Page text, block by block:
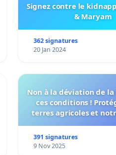
Signez contre le
& Maryam
362 signatures
20 Jan 2024
Non à la déviation de la
ces conditions !
terres agricoles et
391 signatures
9 Nov 2025